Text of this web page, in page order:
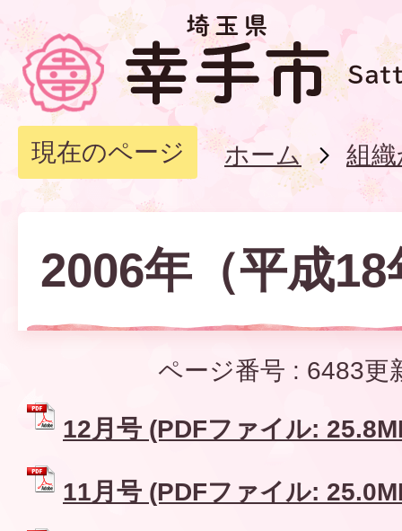
現在のページ ホーム 組
2006年（平成18
ページ番号 : 6483更
12月号 (PDFファイル:
11月号 (PDFファイル: